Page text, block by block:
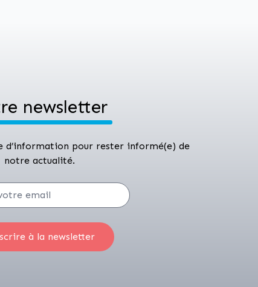
newsletter
d’information pour rester informé(e) de
notre actualité.